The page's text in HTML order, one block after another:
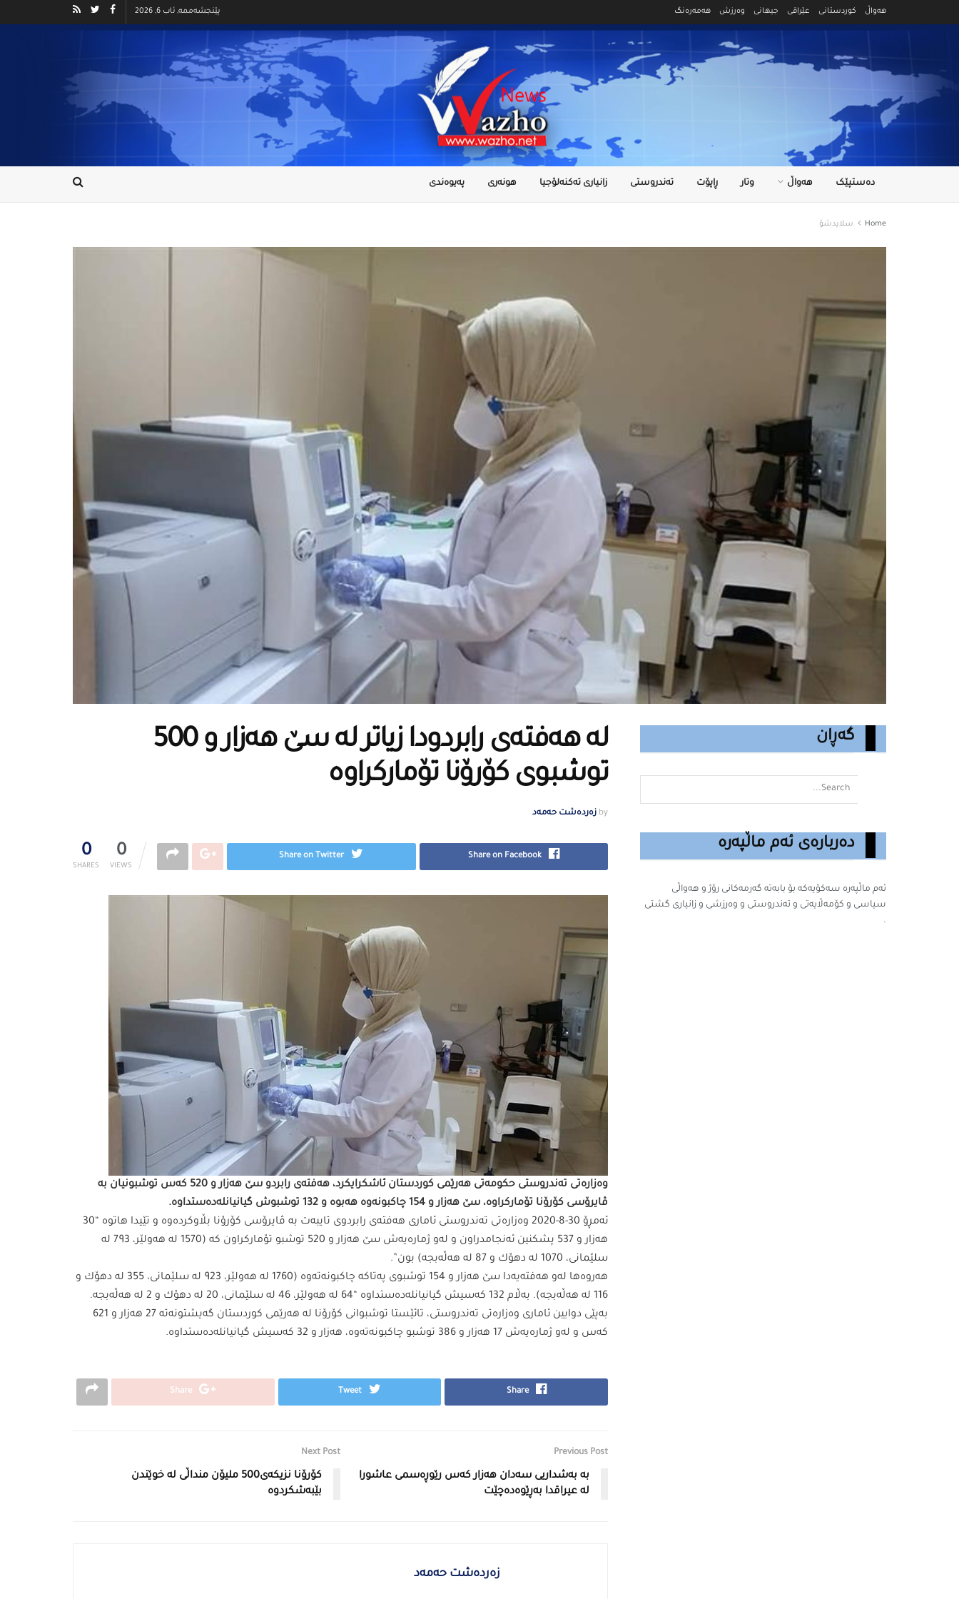
هەواڵ کوردستانی عێراقی جیهانی وەرزش هەمەرەنگ پێنجشەممە, ئاب 6, 2026
دەستپێک هەواڵ وتار ڕاپۆت تەندروستى زانیاری تەکنەلۆجیا هونەری پەیوەندی
Home سلایدشۆ
لە هەفتەی رابردودا زیاتر لە سێ هەزار و 500
توشبوی كۆرۆنا تۆماركراوە
by زەردەشت حەمەد
0
SHARES
0
VIEWS
Share on Facebook
Share on Twitter
وەزارەتی تەندروستی حكومەتی هەرێمی كوردستان ئاشكرایكرد، هەفتەی رابردو سێ‌ هەزار و 520 كەس توشبونیان بە
ڤایرۆسی كۆرۆنا تۆماركراوە، سێ هەزار و 154 چاكبونەوە هەبوە و 132 توشبوش گیانیانلەدەستداوە.
ئەمڕۆ 30-8-2020 وەزارەتی تەندروستی ئاماری هەفتەی رابردوی تایبەت بە ڤایرۆسی كۆرۆنا بڵاوكردەوە و تێیدا هاتوە “30
هەزار و 537 پشكنین ئەنجامدراون و لەو ژمارەیەش سێ‌ هەزار و 520 توشبو تۆماركراون كە (1570 لە هەولێر، 793 لە
سلێمانی، 1070 لە دهۆك و 87 لە هەڵەبجە) بون”.
هەروەها لەو هەفتەیەدا سێ‌ هەزار و 154 توشبوی پەتاكە چاكبونەتەوە (1760 لە هەولێر، 923 لە سلێمانی، 355 لە دهۆك و
116 لە هەڵەبجە). بەڵام 132 كەسیش گیانیانلەدەستداوە “64 لە هەولێر، 46 لە سلێمانی، 20 لە دهۆك و 2 لە هەڵەبجە.
بەپێی دوایین ئاماری وەزارەتی تەندروستی، تائێستا توشبوانی كۆرۆنا لە هەرێمی كوردستان گەیشتونەتە 27 هەزار و 621
كەس و لەو ژمارەیەش 17 هەزار و 386 توشبو چاكبونەتەوە، هەزار و 32 كەسیش گیانیانلەدەستداوە.
Share
Tweet
Share
Previous Post
بە بەشداریی سەدان هەزار كەس رێوڕەسمی عاشورا
لە عیراقدا بەڕێوەدەچێت
Next Post
كۆرۆنا نزیكەی500 ملیۆن منداڵی لە خوێندن
بێبەشكردوە
زەردەشت حەمەد
گەڕان
دەربارەی ئەم ماڵپەرە
ئەم ماڵپەرە سه‌كۆیه‌كه‌ بۆ بابه‌ته‌ گه‌رمه‌كانى رۆژ و هەواڵی
سیاسی و کۆمەڵایەتی و تەندروستی و وەرزشی و زانیارى گشتى
.